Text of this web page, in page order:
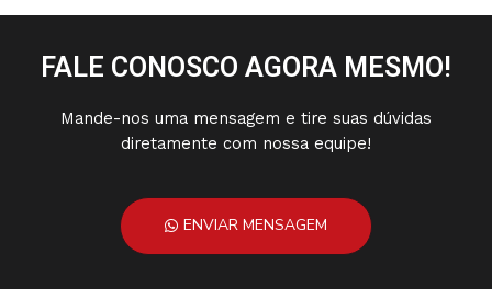
FALE CONOSCO AGORA MESMO!
Mande-nos uma mensagem e tire suas dúvidas
diretamente com nossa equipe!
ENVIAR MENSAGEM